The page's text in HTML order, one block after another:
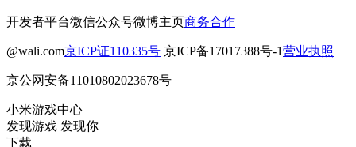
开发者平台微信公众号微博主页商务合作
@wali.com京ICP证110335号 京ICP备17017388号-1营业执照
京公网安备11010802023678号
小米游戏中心
发现游戏 发现你
下载